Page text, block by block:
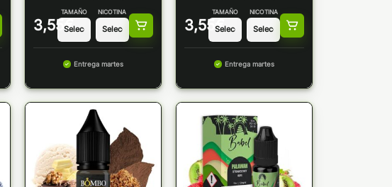
3,55 €
TAMAÑO NICOTINA
Entrega martes
3,55 €
TAMAÑO NICOTINA
Entrega martes